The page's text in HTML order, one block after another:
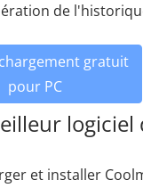
de
gratuit
pour PC
et installer